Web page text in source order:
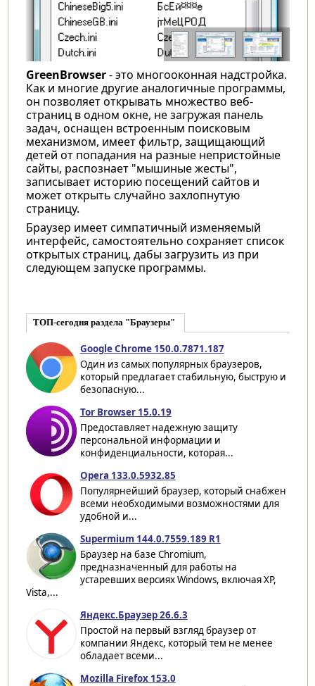
GreenBrowser- это многооконная надстройка.
Как и многие другие аналогичные программы,
он позволяет открывать множество веб-
страниц в одном окне, не загружая панель
задач, оснащен встроенным поисковым
механизмом, имеет фильтр, защищающий
детей от попадания на разные непристойные
сайты, распознает "мышиные жесты",
записывает историю посещений сайтов и
может открыть случайно захлопнутую
страницу.
Браузер имеет симпатичный изменяемый
интерфейс, самостоятельно сохраняет список
открытых страниц, дабы загрузить из при
следующем запуске программы.
ТОП-сегодня раздела "Браузеры"
Google Chrome 150.0.7871.187
Один из самых популярных браузеров,
который предлагает стабильную, быструю и
безопасную...
Tor Browser 15.0.19
Предоставляет надежную защиту
персональной информации и
конфиденциальности, которая...
Opera 133.0.5932.85
Популярнейший браузер, который снабжен
всеми необходимыми возможностями для
удобной и...
Supermium 144.0.7559.189 R1
Браузер на базе Chromium,
предназначенный для работы на
устаревших версиях Windows, включая XP,
Vista,...
Яндекс.Браузер 26.6.3
Простой на первый взгляд браузер от
компании Яндекс, который тем не менее
обладает всеми...
Mozilla Firefox 153.0